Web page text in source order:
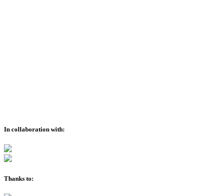
In collaboration with:
Thanks to: